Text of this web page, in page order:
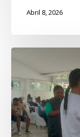
Abril 8, 2026